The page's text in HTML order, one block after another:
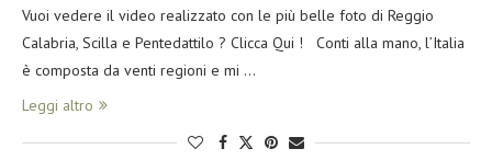
Vuoi vedere il video realizzato con le più belle foto di Reggio
Calabria, Scilla e Pentedattilo ? Clicca Qui ! Conti alla mano, l’Italia
è composta da venti regioni e mi …
Leggi altro